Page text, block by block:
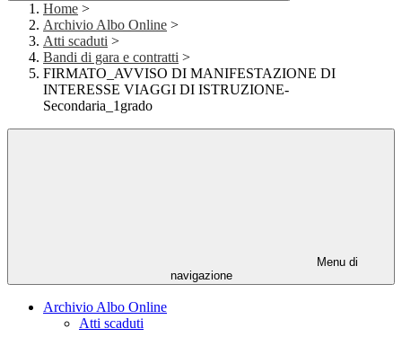
Home >
Archivio Albo Online >
Atti scaduti >
Bandi di gara e contratti >
FIRMATO_AVVISO DI MANIFESTAZIONE DI
INTERESSE VIAGGI DI ISTRUZIONE-
Secondaria_1grado
Menu di
navigazione
Archivio Albo Online
Atti scaduti